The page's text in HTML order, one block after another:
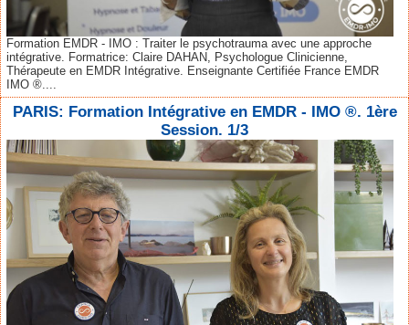
Formation EMDR - IMO : Traiter le psychotrauma avec une approche
intégrative. Formatrice: Claire DAHAN, Psychologue Clinicienne,
Thérapeute en EMDR Intégrative. Enseignante Certifiée France EMDR
IMO ®....
PARIS: Formation Intégrative en EMDR - IMO ®. 1ère
Session. 1/3